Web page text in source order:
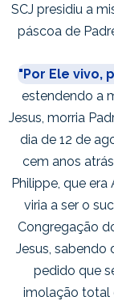
SCJ presidiu a
páscoa de
"Por Ele vivo,
estendendo a
Jesus, morria
dia de 12 de
cem anos
Philippe, que
viria a ser o
Congregação
Jesus, sabendo
pedido que
imolação total